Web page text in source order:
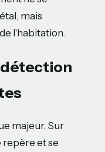
mais
l'habitation.
majeur. Sur
repère et se